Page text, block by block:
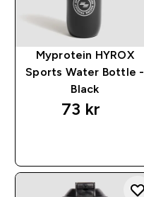
Myprotein HYROX
Sports Water Bottle -
Black
73 kr‎